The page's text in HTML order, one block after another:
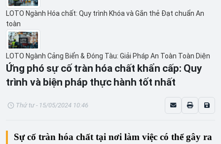
LOTO Ngành Hóa chất: Quy trình Khóa và Gắn thẻ Đạt chuẩn An
toàn
LOTO Ngành Cảng Biển & Đóng Tàu: Giải Pháp An Toàn Toàn Diện
Ứng phó sự cố tràn hóa chất khẩn cấp: Quy
trình và biện pháp thực hành tốt nhất
Thứ tư - 15/05/2024 10:46
Sự cố tràn hóa chất tại nơi làm việc có thể gây ra